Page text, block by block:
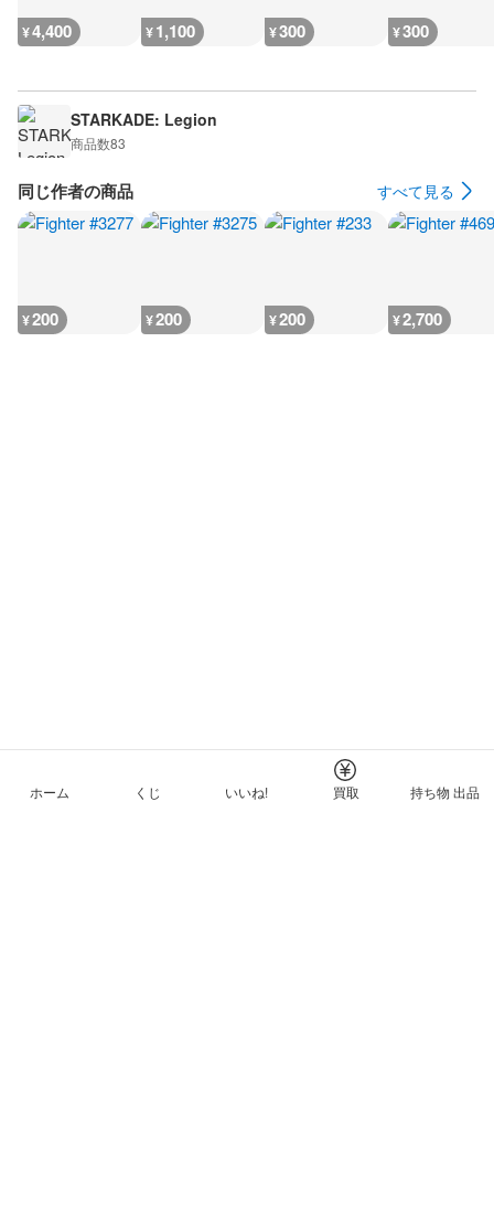
¥4,400 ¥1,100 ¥300 ¥300
STARKADE: Legion
商品数83
同じ作者の商品 すべて見る
¥200 ¥200 ¥200 ¥2,700
ホーム くじ いいね! 買取 持ち物 出品